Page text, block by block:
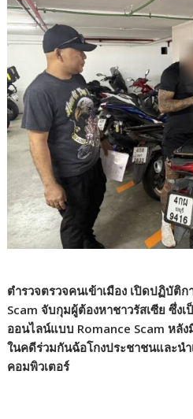
ตำรวจตรวจคนเข้าเมือง เปิดปฏิบัติ
Scam จับกุมผู้ต้องหาชาวรัสเซีย ซึ่ง
ออนไลน์แบบ Romance Scam หลั
ในคดีร่วมกันฉ้อโกงประชาชนและน
คอมพิวเตอร์